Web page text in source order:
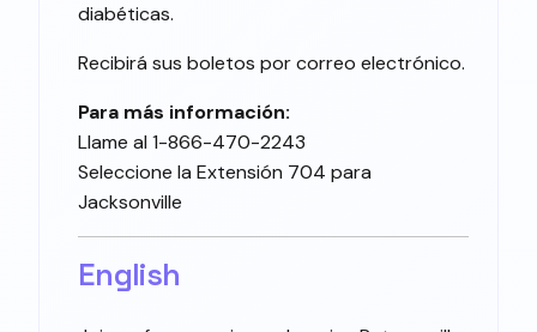
diabéticas.
Recibirá sus boletos por correo electrónico.
Para más información:
Llame al 1-866-470-2243
Seleccione la Extensión 704 para
Jacksonville
English